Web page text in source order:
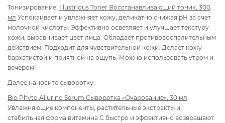
Тонизирование: Illustrious Toner Восстанавливающий тоник, 300
мл Успокаивает и увлажняет кожу, деликатно снижая рН за счет
молочной кислоты. Эффективно осветляет и улучшает текстуру
кожи, выравнивает цвет лица. Обладает противовоспалительным
действием. Подходит для чувствительной кожи. Делает кожу
бархатистой и приятной на ощупь. Можно использовать утром и
вечером!
Далее наносите сыворотку:
Bio Phyto Alluring Serum Сыворотка «Очарование», 30 мл
Увлажняющие компоненты, растительные экстракты и
стабильная форма витамина С быстро и эффективно возвращают